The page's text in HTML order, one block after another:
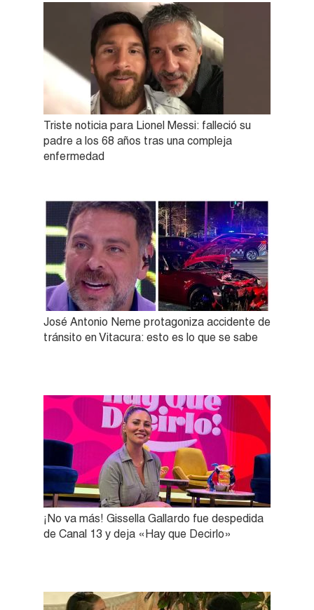
Triste noticia para Lionel Messi: falleció su
padre a los 68 años tras una compleja
enfermedad
José Antonio Neme protagoniza accidente de
tránsito en Vitacura: esto es lo que se sabe
¡No va más! Gissella Gallardo fue despedida
de Canal 13 y deja «Hay que Decirlo»